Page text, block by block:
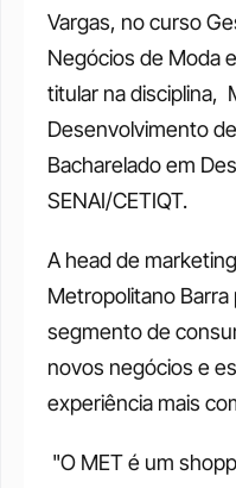
Vargas, no curso
Negócios de Moda
titular na disciplina,
Desenvolvimento
Bacharelado em
SENAI/CETIQT.
A head de
Metropolitano
segmento de
novos negócios e
experiência mais
"O MET é um